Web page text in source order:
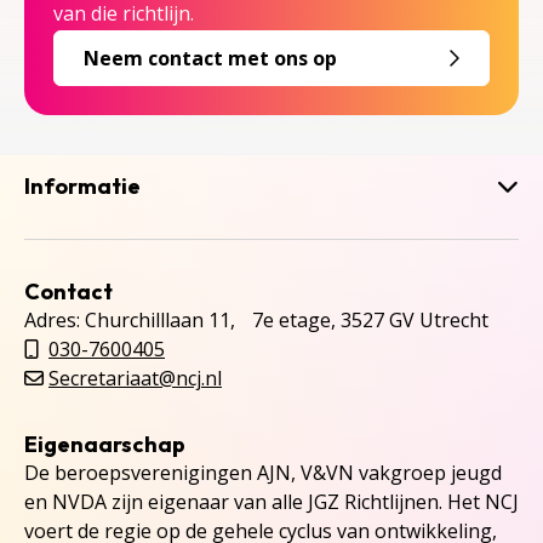
van die richtlijn.
Neem contact met ons op
Informatie
Contact
Adres: Churchilllaan 11, 7e etage, 3527 GV Utrecht
030-7600405
Secretariaat@ncj.nl
Eigenaarschap
De beroepsverenigingen AJN, V&VN vakgroep jeugd
en NVDA zijn eigenaar van alle JGZ Richtlijnen. Het NCJ
voert de regie op de gehele cyclus van ontwikkeling,